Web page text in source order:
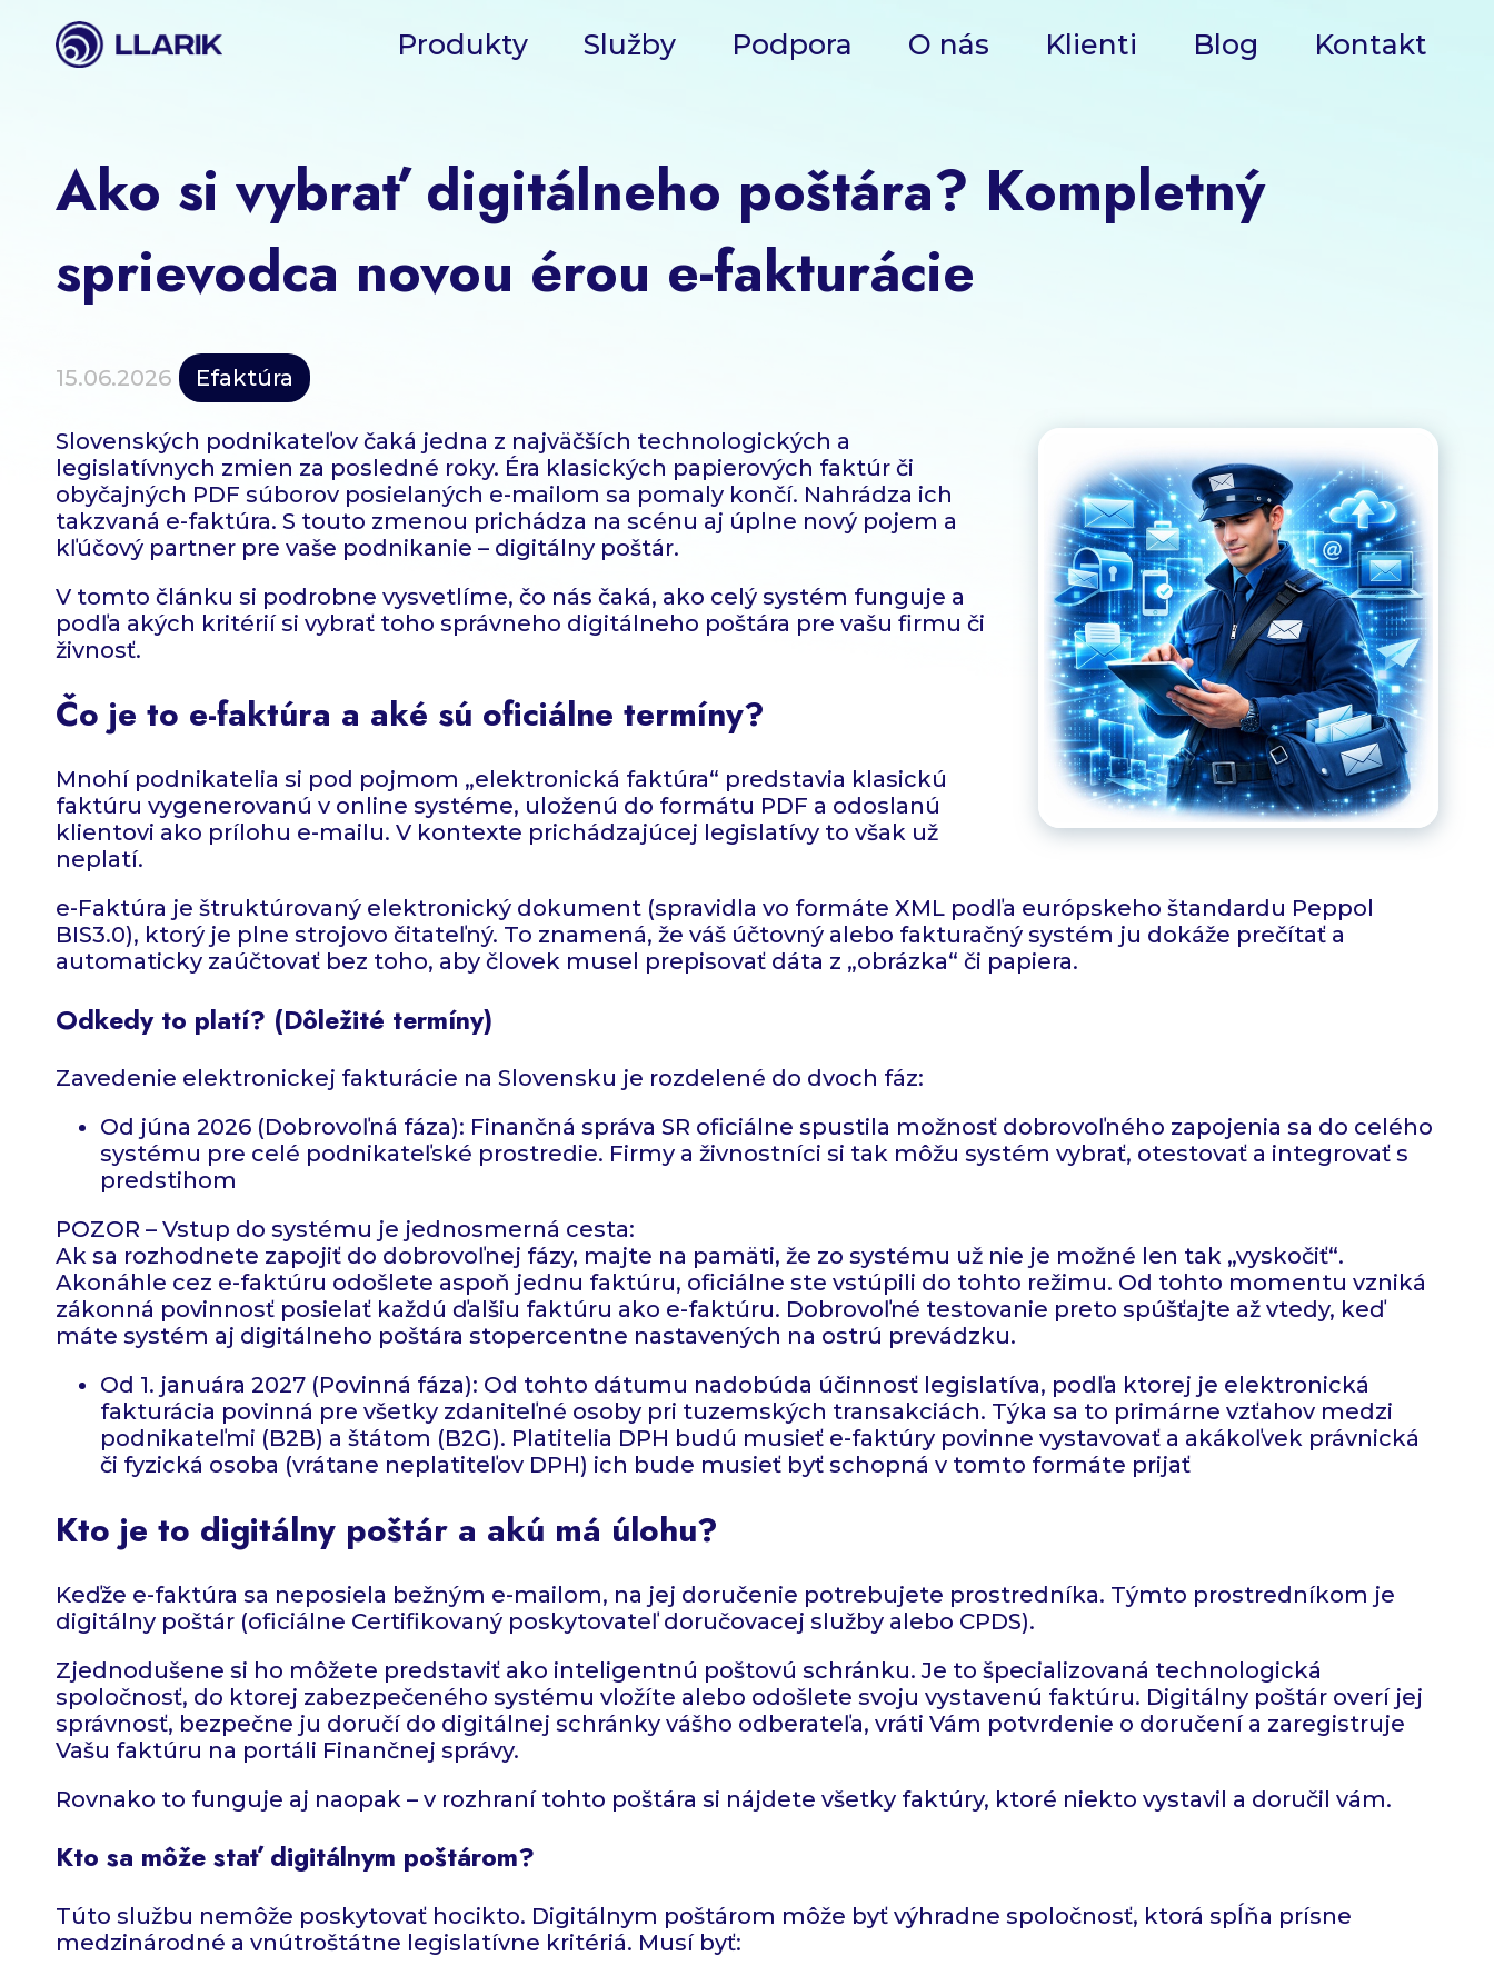
Produkty Služby Podpora O nás Klienti Blog Kontakt
Ako si vybrať digitálneho poštára? Kompletný
sprievodca novou érou e-fakturácie
15.06.2026 Efaktúra
Slovenských podnikateľov čaká jedna z najväčších technologických a
legislatívnych zmien za posledné roky. Éra klasických papierových faktúr či
obyčajných PDF súborov posielaných e-mailom sa pomaly končí. Nahrádza ich
takzvaná e-faktúra. S touto zmenou prichádza na scénu aj úplne nový pojem a
kľúčový partner pre vaše podnikanie – digitálny poštár.
V tomto článku si podrobne vysvetlíme, čo nás čaká, ako celý systém funguje a
podľa akých kritérií si vybrať toho správneho digitálneho poštára pre vašu firmu či
živnosť.
Čo je to e-faktúra a aké sú oficiálne termíny?
Mnohí podnikatelia si pod pojmom „elektronická faktúra“ predstavia klasickú
faktúru vygenerovanú v online systéme, uloženú do formátu PDF a odoslanú
klientovi ako prílohu e-mailu. V kontexte prichádzajúcej legislatívy to však už
neplatí.
e-Faktúra je štruktúrovaný elektronický dokument (spravidla vo formáte XML podľa európskeho štandardu Peppol
BIS3.0), ktorý je plne strojovo čitateľný. To znamená, že váš účtovný alebo fakturačný systém ju dokáže prečítať a
automaticky zaúčtovať bez toho, aby človek musel prepisovať dáta z „obrázka“ či papiera.
Odkedy to platí? (Dôležité termíny)
Zavedenie elektronickej fakturácie na Slovensku je rozdelené do dvoch fáz:
Od júna 2026 (Dobrovoľná fáza): Finančná správa SR oficiálne spustila možnosť dobrovoľného zapojenia sa do celého
systému pre celé podnikateľské prostredie. Firmy a živnostníci si tak môžu systém vybrať, otestovať a integrovať s
predstihom
POZOR – Vstup do systému je jednosmerná cesta:
Ak sa rozhodnete zapojiť do dobrovoľnej fázy, majte na pamäti, že zo systému už nie je možné len tak „vyskočiť“.
Akonáhle cez e-faktúru odošlete aspoň jednu faktúru, oficiálne ste vstúpili do tohto režimu. Od tohto momentu vzniká
zákonná povinnosť posielať každú ďalšiu faktúru ako e-faktúru. Dobrovoľné testovanie preto spúšťajte až vtedy, keď
máte systém aj digitálneho poštára stopercentne nastavených na ostrú prevádzku.
Od 1. januára 2027 (Povinná fáza): Od tohto dátumu nadobúda účinnosť legislatíva, podľa ktorej je elektronická
fakturácia povinná pre všetky zdaniteľné osoby pri tuzemských transakciách. Týka sa to primárne vzťahov medzi
podnikateľmi (B2B) a štátom (B2G). Platitelia DPH budú musieť e-faktúry povinne vystavovať a akákoľvek právnická
či fyzická osoba (vrátane neplatiteľov DPH) ich bude musieť byť schopná v tomto formáte prijať
Kto je to digitálny poštár a akú má úlohu?
Keďže e-faktúra sa neposiela bežným e-mailom, na jej doručenie potrebujete prostredníka. Týmto prostredníkom je
digitálny poštár (oficiálne Certifikovaný poskytovateľ doručovacej služby alebo CPDS).
Zjednodušene si ho môžete predstaviť ako inteligentnú poštovú schránku. Je to špecializovaná technologická
spoločnosť, do ktorej zabezpečeného systému vložíte alebo odošlete svoju vystavenú faktúru. Digitálny poštár overí jej
správnosť, bezpečne ju doručí do digitálnej schránky vášho odberateľa, vráti Vám potvrdenie o doručení a zaregistruje
Vašu faktúru na portáli Finančnej správy.
Rovnako to funguje aj naopak – v rozhraní tohto poštára si nájdete všetky faktúry, ktoré niekto vystavil a doručil vám.
Kto sa môže stať digitálnym poštárom?
Túto službu nemôže poskytovať hocikto. Digitálnym poštárom môže byť výhradne spoločnosť, ktorá spĺňa prísne
medzinárodné a vnútroštátne legislatívne kritériá. Musí byť: